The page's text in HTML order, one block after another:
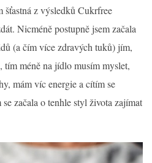
šťastná z výsledků Cukrfree
Nicméně postupně jsem začala
(a čím více zdravých tuků) jím,
méně na jídlo musím myslet,
mám víc energie a cítím se
začala o tenhle styl života zajímat